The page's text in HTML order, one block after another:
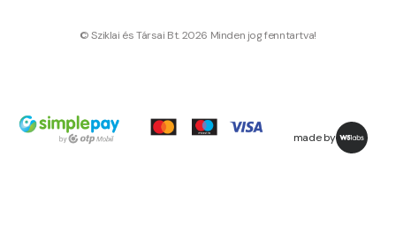
© Sziklai és Társai Bt. 2026 Minden jog fenntartva!
made by